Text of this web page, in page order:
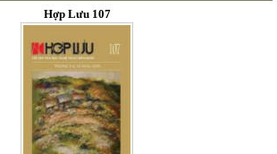
Hợp Lưu 107